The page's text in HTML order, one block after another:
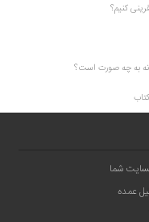
کنیم؟
به چه صورت است؟